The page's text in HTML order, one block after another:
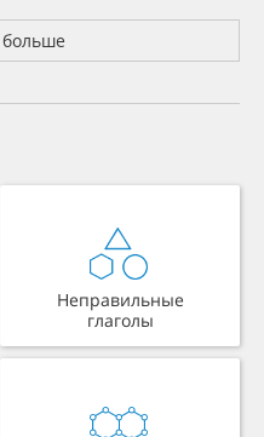
больше
Неправильные
глаголы